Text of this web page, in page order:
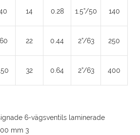
14 0.28 1.5”/50 140
22 0.44 2”/63 250
32 0.64 2”/63 400